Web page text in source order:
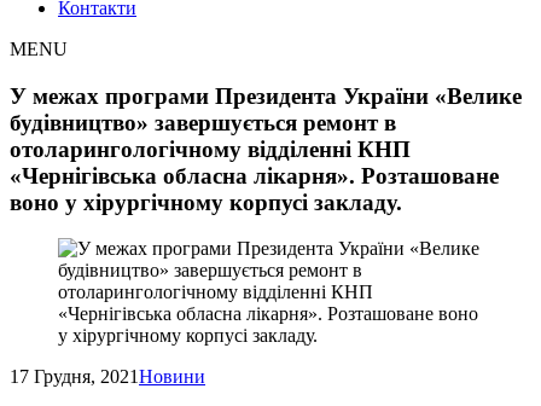
Контакти
MENU
У межах програми Президента України «Велике
будівництво» завершується ремонт в
отоларингологічному відділенні КНП
«Чернігівська обласна лікарня». Розташоване
воно у хірургічному корпусі закладу.
17 Грудня, 2021Новини